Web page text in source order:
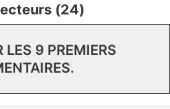
(24)
LES 9 PREMIERS